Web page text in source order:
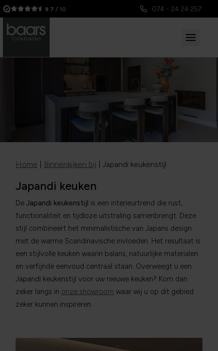
9.7 / 10 074 - 24 24 257
Home Binnenkijken bij Japandi keukenstijl
Japandi keuken
De Japandi keukenstijl is een interieurtrend die rust,
functionaliteit en tijdloze uitstraling samenbrengt. Deze
stijl combineert het minimalistische van Japans design
met de warme Scandinavische invloeden. Het resultaat is
een stijlvolle keuken waarin balans, natuurlijke materialen
en verfijnde eenvoud centraal staan. Overweegt u een
Japandi keukenstijl voor uw nieuwe keuken? Kom dan
zeker langs in onze showroom waar wij u op dit gebied
zeker kunnen inspireren.